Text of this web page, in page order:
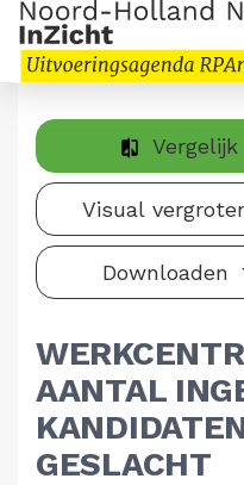
Vergelijk
Visual
Downloaden
AANTAL
GESLACHT